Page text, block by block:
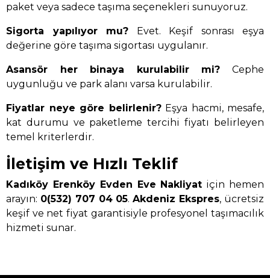
paket veya sadece taşıma seçenekleri sunuyoruz.
Sigorta yapılıyor mu? Evet. Keşif sonrası eşya
değerine göre taşıma sigortası uygulanır.
Asansör her binaya kurulabilir mi? Cephe
uygunluğu ve park alanı varsa kurulabilir.
Fiyatlar neye göre belirlenir?Eşya hacmi, mesafe,
kat durumu ve paketleme tercihi fiyatı belirleyen
temel kriterlerdir.
İletişim ve Hızlı Teklif
Kadıköy Erenköy Evden Eve Nakliyat için hemen
arayın: 0(532) 707 04 05.Akdeniz Ekspres, ücretsiz
keşif ve net fiyat garantisiyle profesyonel taşımacılık
hizmeti sunar.